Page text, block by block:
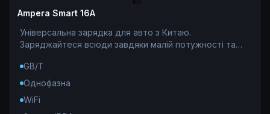
Ampera Smart 16A
Універсальна зарядка для авто з Китаю.
Заряджайтеся всюди завдяки малій потужності та
GB/T
Однофазна
WiFi